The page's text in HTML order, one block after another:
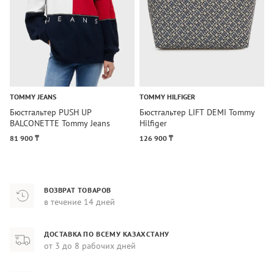
TOMMY JEANS
Бюстгальтер PUSH UP
BALCONETTE Tommy Jeans
81 900 ₸
TOMMY HILFIGER
Бюстгальтер LIFT DEMI Tommy
Hilfiger
126 900 ₸
ВОЗВРАТ ТОВАРОВ
в течение 14 дней
ДОСТАВКА ПО ВСЕМУ КАЗАХСТАНУ
от 3 до 8 рабочих дней